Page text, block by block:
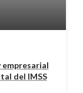
del IMSS